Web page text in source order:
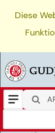
Diese